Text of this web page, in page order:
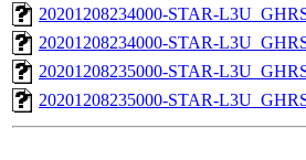
20201208234000-STAR-
20201208234000-STAR-
20201208235000-STAR-
20201208235000-STAR-